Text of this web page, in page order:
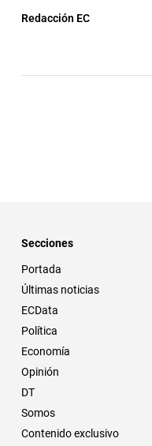
Redacción EC
Secciones
Portada
Últimas noticias
ECData
Política
Economía
Opinión
DT
Somos
Contenido exclusivo